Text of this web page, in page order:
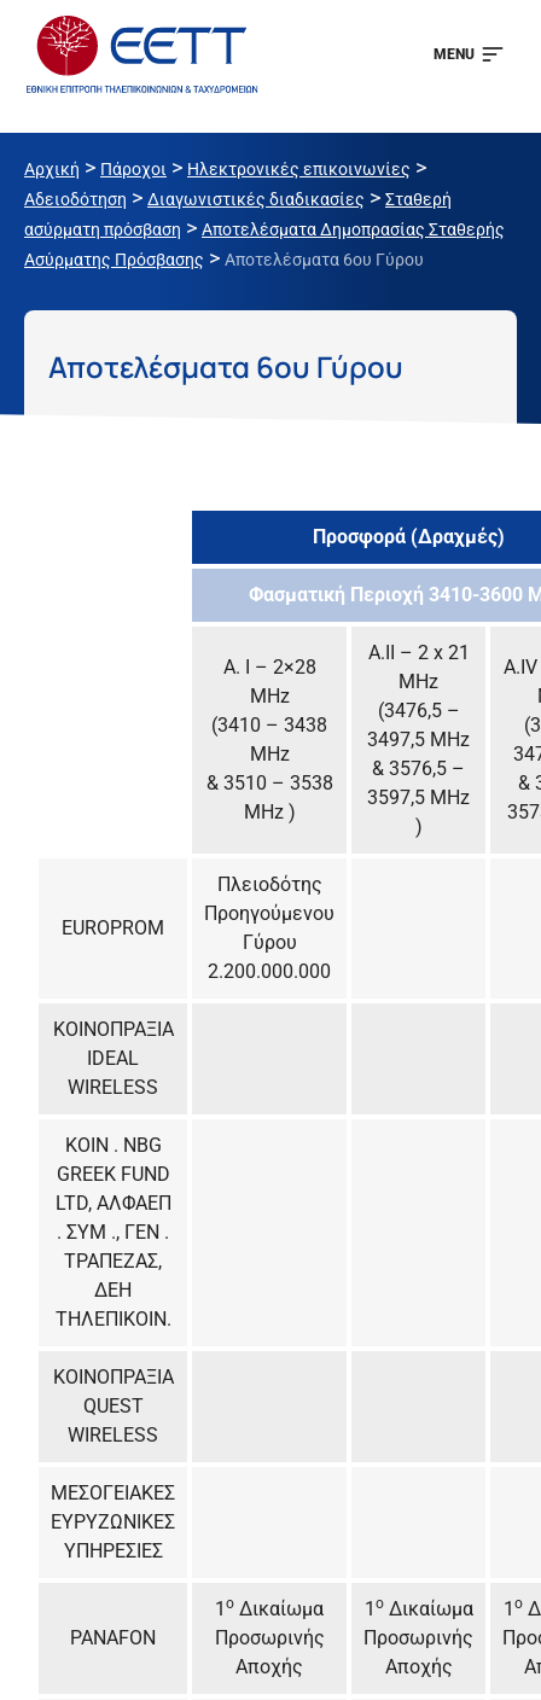
MENU
Αρχική > Πάροχοι > Ηλεκτρονικές επικοινωνίες >
Αδειοδότηση > Διαγωνιστικές διαδικασίες > Σταθερή
ασύρματη πρόσβαση > Αποτελέσματα Δημοπρασίας Σταθερής
Ασύρματης Πρόσβασης > Αποτελέσματα 6ου Γύρου
Αποτελέσματα 6ου Γύρου
Προσφορά (Δραχμές)
Φασματική Περιοχή 3410-3600
A. Ι – 2×28
MHz
(3410 – 3438
MHz
& 3510 – 3538
MHz )
A.ΙΙ – 2 x 21
MHz
(3476,5 –
3497,5 MHz
& 3576,5 –
3597,5 MHz
)
&
EUROPROM
Πλειοδότης
Προηγούμενου
Γύρου
2.200.000.000
ΚΟΙΝΟΠΡΑΞΙΑ
IDEAL
WIRELESS
ΚΟΙΝ . NBG
GREEK FUND
LTD, AΛΦΑΕΠ
. ΣΥΜ ., ΓΕΝ .
ΤΡΑΠΕΖΑΣ,
ΔΕΗ
ΤΗΛΕΠΙΚΟΙΝ.
ΚΟΙΝΟΠΡΑΞΙΑ
QUEST
WIRELESS
ΜΕΣΟΓΕΙΑΚΕΣ
ΕΥΡΥΖΩΝΙΚΕΣ
ΥΠΗΡΕΣΙΕΣ
PANAFON
1 ο Δικαίωμα
Προσωρινής
Αποχής
1 οΔικαίωμα
Προσωρινής
Αποχής
1 ο